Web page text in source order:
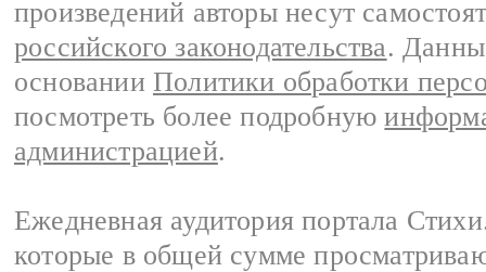
произведений авторы несут
российского законодательства.
основании Политики обработки
посмотреть более подробную
администрацией.
Ежедневная аудитория портала
которые в общей сумме